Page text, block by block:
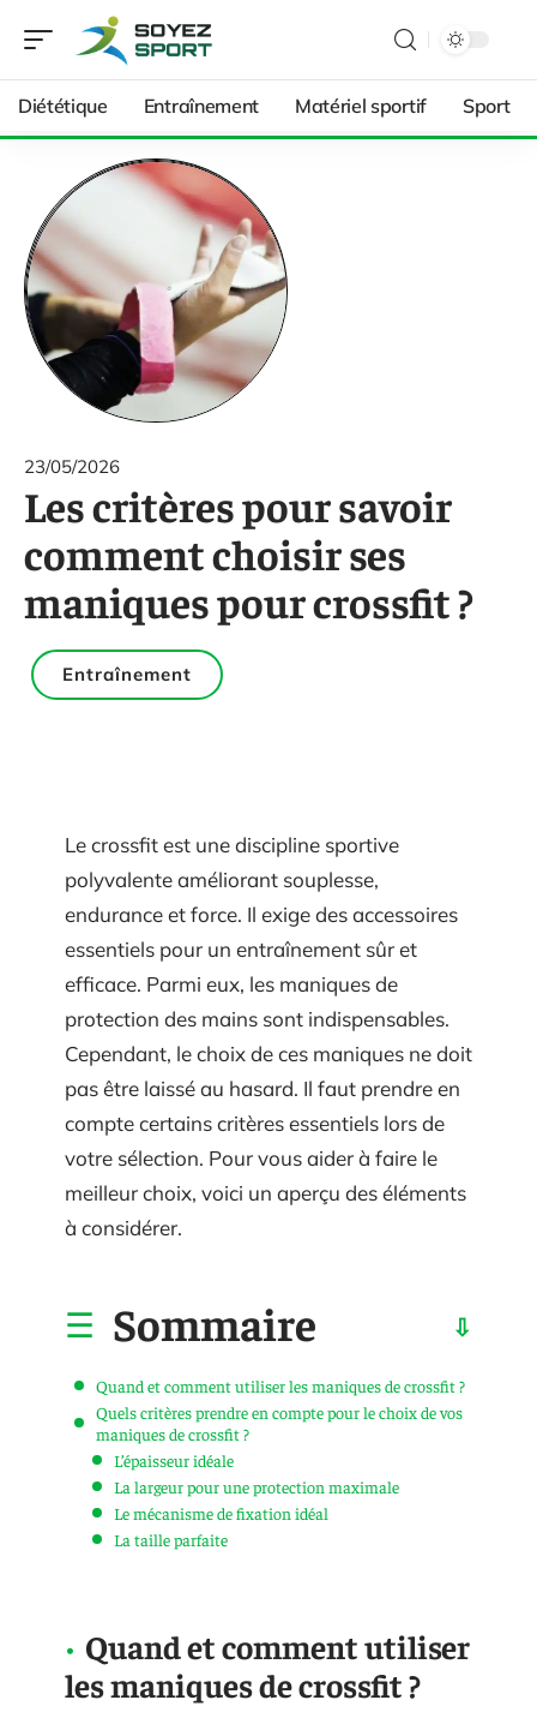
Diététique Entraînement Matériel sportif Sport
23/05/2026
Les critères pour savoir
comment choisir ses
maniques pour crossfit ?
Entraînement
Le crossfit est une discipline sportive
polyvalente améliorant souplesse,
endurance et force. Il exige des accessoires
essentiels pour un entraînement sûr et
efficace. Parmi eux, les maniques de
protection des mains sont indispensables.
Cependant, le choix de ces maniques ne doit
pas être laissé au hasard. Il faut prendre en
compte certains critères essentiels lors de
votre sélection. Pour vous aider à faire le
meilleur choix, voici un aperçu des éléments
à considérer.
Sommaire
Quand et comment utiliser les maniques de crossfit ?
Quels critères prendre en compte pour le choix de vos
maniques de crossfit ?
L’épaisseur idéale
La largeur pour une protection maximale
Le mécanisme de fixation idéal
La taille parfaite
Quand et comment utiliser
les maniques de crossfit ?